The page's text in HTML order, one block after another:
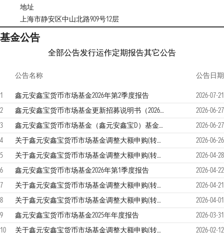
地址
上海市静安区中山北路909号12层
基金公告
全部公告发行运作定期报告其它公告
公告名称 公告日期
1 鑫元安鑫宝货币市场基金2026年第2季度报告
2026-07-21
2
鑫元安鑫宝货币市场基金更新招募说明书（2026年第1号）
2026-06-27
3
鑫元安鑫宝货币市场基金（鑫元安鑫宝D）基金产品资料概要更新
2026-06-27
4
关于鑫元安鑫宝货币市场基金调整大额申购(转换转入、定期定额投资)业务限额的公告
2026-06-26
5
关于鑫元安鑫宝货币市场基金调整大额申购(转换转入、定期定额投资)业务限额的公告
2026-04-28
6
鑫元安鑫宝货币市场基金2026年第1季度报告
2026-04-22
7
关于鑫元安鑫宝货币市场基金调整大额申购(转换转入、定期定额投资)业务限额的公告
2026-04-21
8
关于鑫元安鑫宝货币市场基金调整大额申购(转换转入、定期定额投资)业务限额的公告
2026-04-01
9
鑫元安鑫宝货币市场基金2025年年度报告
2026-03-31
10
关于鑫元安鑫宝货币市场基金调整大额申购(转换转入、定期定额投资)业务限额的公告 2026-02-12